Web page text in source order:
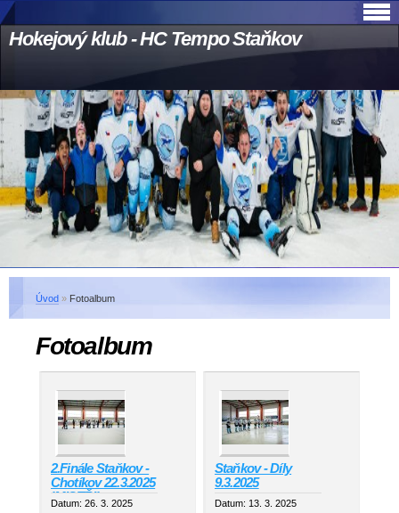
Hokejový klub - HC Tempo Staňkov
Úvod » Fotoalbum
Fotoalbum
2.Finále Staňkov -
Chotíkov 22.3.2025
!MISTŘI!
Datum: 26. 3. 2025
Staňkov - Díly
9.3.2025
Datum: 13. 3. 2025